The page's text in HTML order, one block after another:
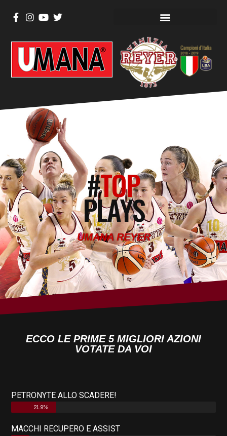
#TOP
PLAYS
UMANA REYER
ECCO LE PRIME 5 MIGLIORI AZIONI
VOTATE DA VOI
PETRONYTE ALLO SCADERE!
21.9%
MACCHI RECUPERO E ASSIST